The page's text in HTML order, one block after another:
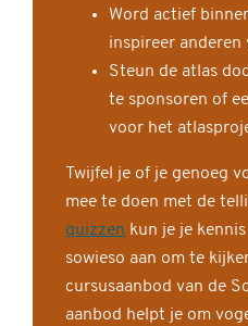
Word actief
inspireer anderen
Steun de atlas
te sponsoren of
voor het
Twijfel je of je genoeg
mee te doen met de
quizzen kun je je
sowieso aan om te
cursusaanbod van de
aanbod helpt je om